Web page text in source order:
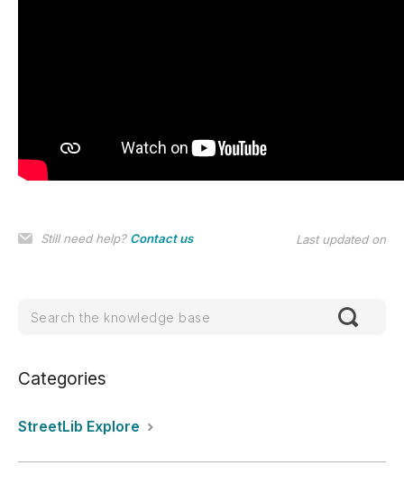
Still need help? Contact us Last updated on
Categories
StreetLib Explore